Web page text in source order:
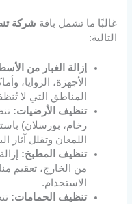
غالبًا ما تشمل باقة شركة
التالية:
إزالة الغبار من
الأجهزة، الزوايا،
المناطق التي لا
تنظيف الأرضيات:
رخام، بورسلان)
اللمعان وتقلل آثار
تنظيف المطبخ:
من الخارج، تعقيم
الاستخدام.
تنظيف الحمامات: